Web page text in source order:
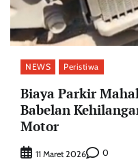
NEWS Peristiwa
Biaya Parkir
Babelan
Motor
11 Maret 2026 0